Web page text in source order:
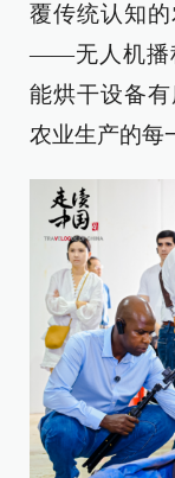
覆传统认知
——无人机播
能烘干设备
农业生产的每